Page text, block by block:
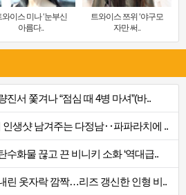
와이스 미나 ‘눈부신
아름다..
트와이스 쯔위 ‘야구모
자만 써..
진서 쫓겨나 “점심 때 4병 마셔”(바..
인생샷 남겨주는 다정남‥파파라치에 ..
수화물 끊고 끈 비니키 소화 ‘역대급..
린 옷자락 깜짝…리즈 갱신한 인형 비..